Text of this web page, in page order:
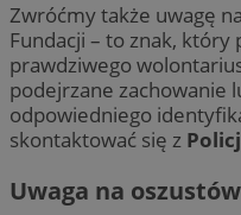
Zwróćmy także uwagę na
Fundacji – to znak,
prawdziwego
podejrzane zachowanie
odpowiedniego
skontaktować się z
Uwaga na